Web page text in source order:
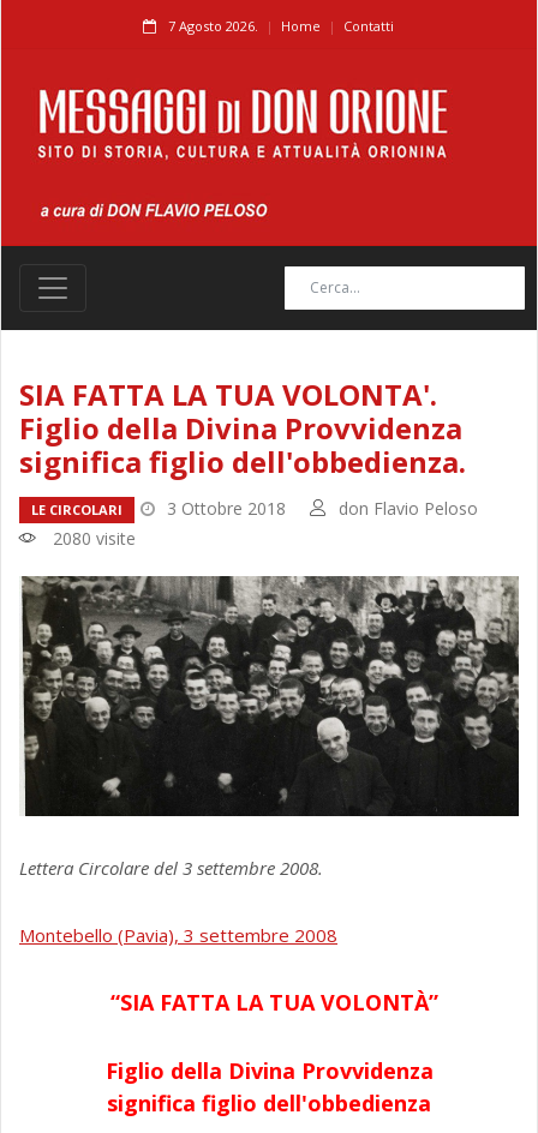
7 Agosto 2026. Home Contatti
SIA FATTA LA TUA VOLONTA'.
Figlio della Divina Provvidenza
significa figlio dell'obbedienza.
LE CIRCOLARI 3 Ottobre 2018
don Flavio Peloso
2080 visite
Lettera Circolare del 3 settembre 2008.
Montebello (Pavia), 3 settembre 2008
“SIA FATTA LA TUA VOLONTÀ”
Figlio della Divina Provvidenza
significa figlio dell'obbedienza